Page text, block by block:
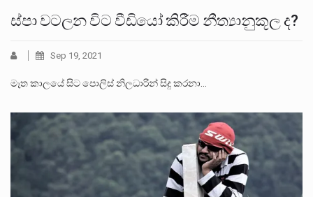
ස්පා වටලන විට වීඩියෝ කිරීම නීත්‍යානුකූල ද?
Sep 19, 2021
මෑත කාලයේ සිට පොලිස් නිලධාරින් සිදු කරනා…